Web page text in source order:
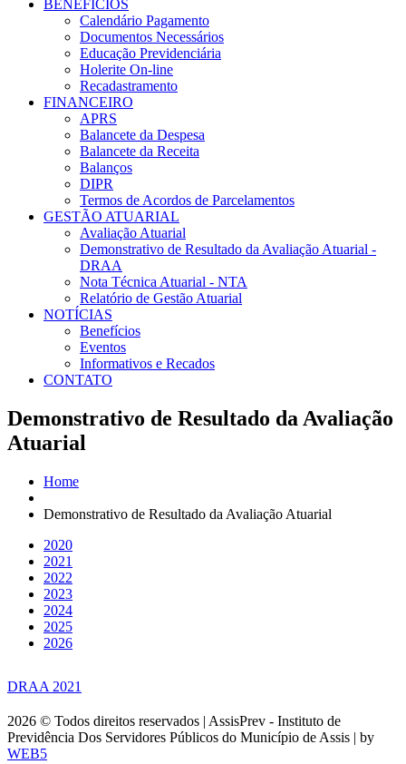
BENEFÍCIOS
Calendário Pagamento
Documentos Necessários
Educação Previdenciária
Holerite On-line
Recadastramento
FINANCEIRO
APRS
Balancete da Despesa
Balancete da Receita
Balanços
DIPR
Termos de Acordos de Parcelamentos
GESTÃO ATUARIAL
Avaliação Atuarial
Demonstrativo de Resultado da Avaliação Atuarial -
DRAA
Nota Técnica Atuarial - NTA
Relatório de Gestão Atuarial
NOTÍCIAS
Benefícios
Eventos
Informativos e Recados
CONTATO
Demonstrativo de Resultado da Avaliação
Atuarial
Home
Demonstrativo de Resultado da Avaliação Atuarial
2020
2021
2022
2023
2024
2025
2026
DRAA 2021
2026 © Todos direitos reservados | AssisPrev - Instituto de
Previdência Dos Servidores Públicos do Município de Assis | by
WEB5